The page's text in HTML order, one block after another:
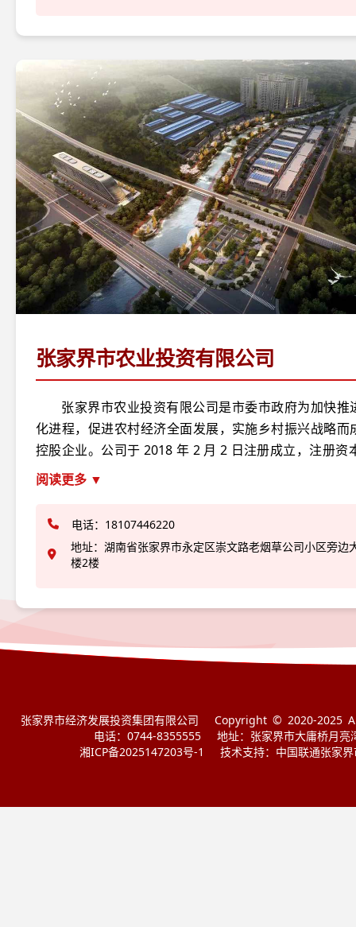
张家界市农业投资有限公司
张家界市农业投资有限公司是市委市政府为加快推
化进程，促进农村经济全面发展，实施乡村振兴战略而
控股企业。公司于 2018 年 2 月 2 日注册成立，注册资
业务涵盖农业投资与开 发、农业融资租赁、农业项目建
现代仓储物流等领域。 公司主要立足“三农”、服务“三农
围绕张家界全域农业产业发展，通过市场化运营，推
链补链强链，打通供应链，推动“张品出张”。公司按照
服务”三大业务板块，为推动张家界传统农业向现代农
张家界由农业大市向农业强市跨越发展而不懈努力！
阅读更多 ▼
电话：18107446220
地址：湖南省张家界市永定区崇文路老烟草公司小区旁边
楼2楼
张家界市经济发展投资集团有限公司
Copyright © 2020-2025
电话：0744-8355555
地址：张家界市大庸桥月亮
湘ICP备2025147203号-1
技术支持：中国联通张家